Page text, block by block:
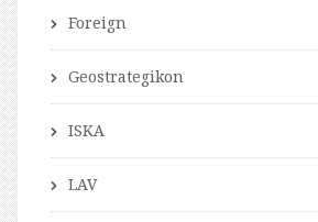
Foreign
Geostrategikon
ISKA
LAV